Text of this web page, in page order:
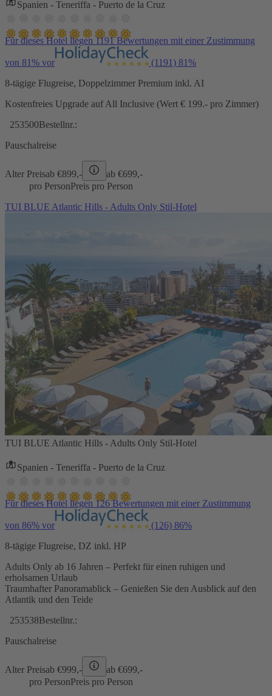
Spanien - Teneriffa - Puerto de la Cruz
Für dieses Hotel liegen 1191 Bewertungen mit einer Zustimmung
von 81% vor (1191) 81%
8-tägige Flugreise, Doppelzimmer Premium inkl. AI
Kostenfreies Upgrade auf All Inclusive (Wert € 199.- pro Zimmer)
253500Bestellnr.:
Pauschalreise
Alter Preisab €899,- ab €699,-
pro PersonPreis pro Person
TUI BLUE Atlantic Hills - Adults Only Stil-Hotel
TUI BLUE Atlantic Hills - Adults Only Stil-Hotel
Spanien - Teneriffa - Puerto de la Cruz
Für dieses Hotel liegen 126 Bewertungen mit einer Zustimmung
von 86% vor (126) 86%
8-tägige Flugreise, DZ inkl. HP
Adults Only ab 16 Jahren – Perfekt für einen ruhigen und
erholsamen Urlaub
Traumhafter Panoramablick – Genießen Sie den Ausblick auf den
Atlantik und den Teide
253538Bestellnr.:
Pauschalreise
Alter Preisab €999,- ab €699,-
pro PersonPreis pro Person